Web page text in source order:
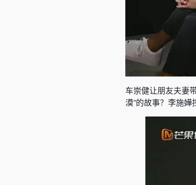
车崇健让朋友夫妻
漠”的故事？李施